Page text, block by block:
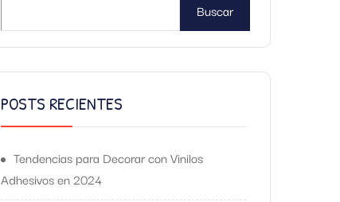
Buscar
POSTS RECIENTES
Tendencias para Decorar con Vinilos
Adhesivos en 2024